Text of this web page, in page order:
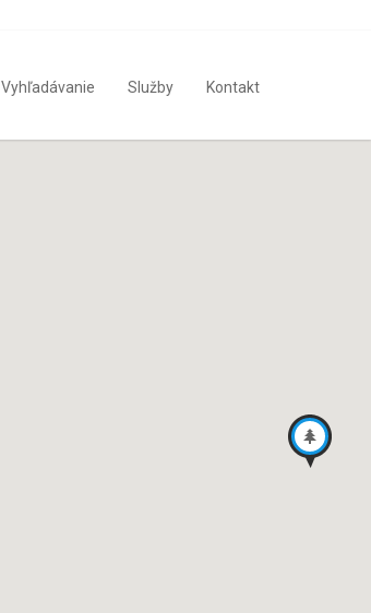
Vyhľadávanie Služby Kontakt